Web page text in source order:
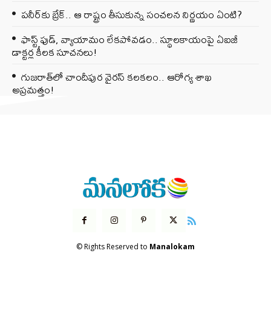
పనీర్‌కు బ్రేక్.. ఆ రాష్ట్రం తీసుకున్న సంచలన నిర్ణయం ఏంటి?
ఫాస్ట్ ఫుడ్, వ్యాయామం లేకపోవడం.. స్థూలకాయంపై ఏఐజీ
డాక్టర్ల కీలక సూచనలు!
గుజరాత్‌లో చాందీపుర వైరస్ కలకలం.. ఆరోగ్య శాఖ
అప్రమత్తం!
© Rights Reserved to Manalokam